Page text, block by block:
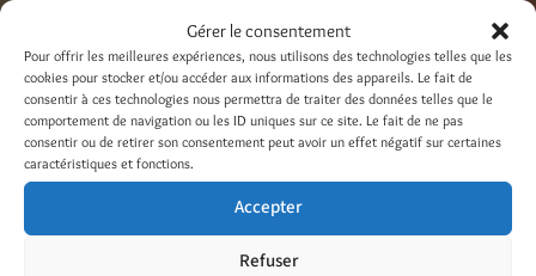
Gérer le consentement
Pour offrir les meilleures expériences, nous utilisons des technologies telles que les
cookies pour stocker et/ou accéder aux informations des appareils. Le fait de
consentir à ces technologies nous permettra de traiter des données telles que le
comportement de navigation ou les ID uniques sur ce site. Le fait de ne pas
consentir ou de retirer son consentement peut avoir un effet négatif sur certaines
caractéristiques et fonctions.
Accepter
Refuser
Expositions
Illustrations - Peinture - Photo - Mixed Media
On en parle ! Presse - Web - TV
Laisser un commentaire
Votre adresse e-mail ne sera pas publiée.
Les champs obligatoires sont indiqués avec